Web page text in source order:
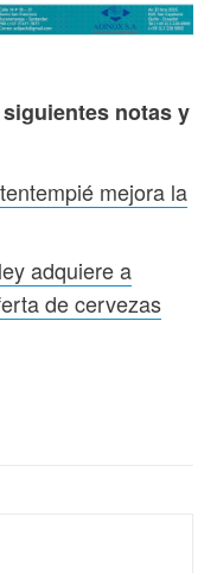
notas y
mejora la
adquiere a
de cervezas